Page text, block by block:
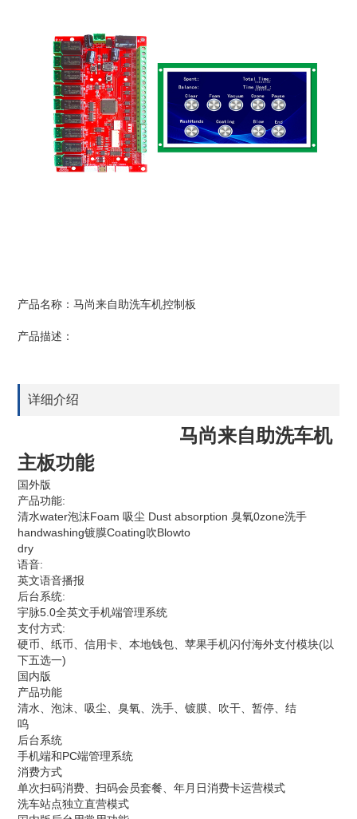
产品名称：马尚来自助洗车机控制板
产品描述：
详细介绍
马尚来自助洗车机
主板功能
国外版
产品功能:
清水water泡沫Foam 吸尘 Dust absorption 臭氧0zone洗手
handwashing镀膜Coating吹Blowto
dry
语音:
英文语音播报
后台系统:
宇脉5.0全英文手机端管理系统
支付方式:
硬币、纸币、信用卡、本地钱包、苹果手机闪付海外支付模块(以
下五选一)
国内版
产品功能
清水、泡沫、吸尘、臭氧、洗手、镀膜、吹干、暂停、结
呜
后台系统
手机端和PC端管理系统
消费方式
单次扫码消费、扫码会员套餐、年月日消费卡运营模式
洗车站点独立直营模式